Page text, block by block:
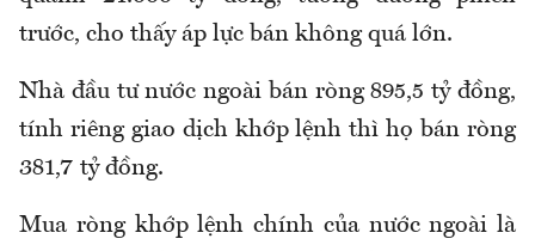
trước, cho thấy áp lực bán không quá lớn.
Nhà đầu tư nước ngoài bán ròng 895,5 tỷ đồng,
tính riêng giao dịch khớp lệnh thì họ bán ròng
381,7 tỷ đồng.
Mua ròng khớp lệnh chính của nước ngoài là